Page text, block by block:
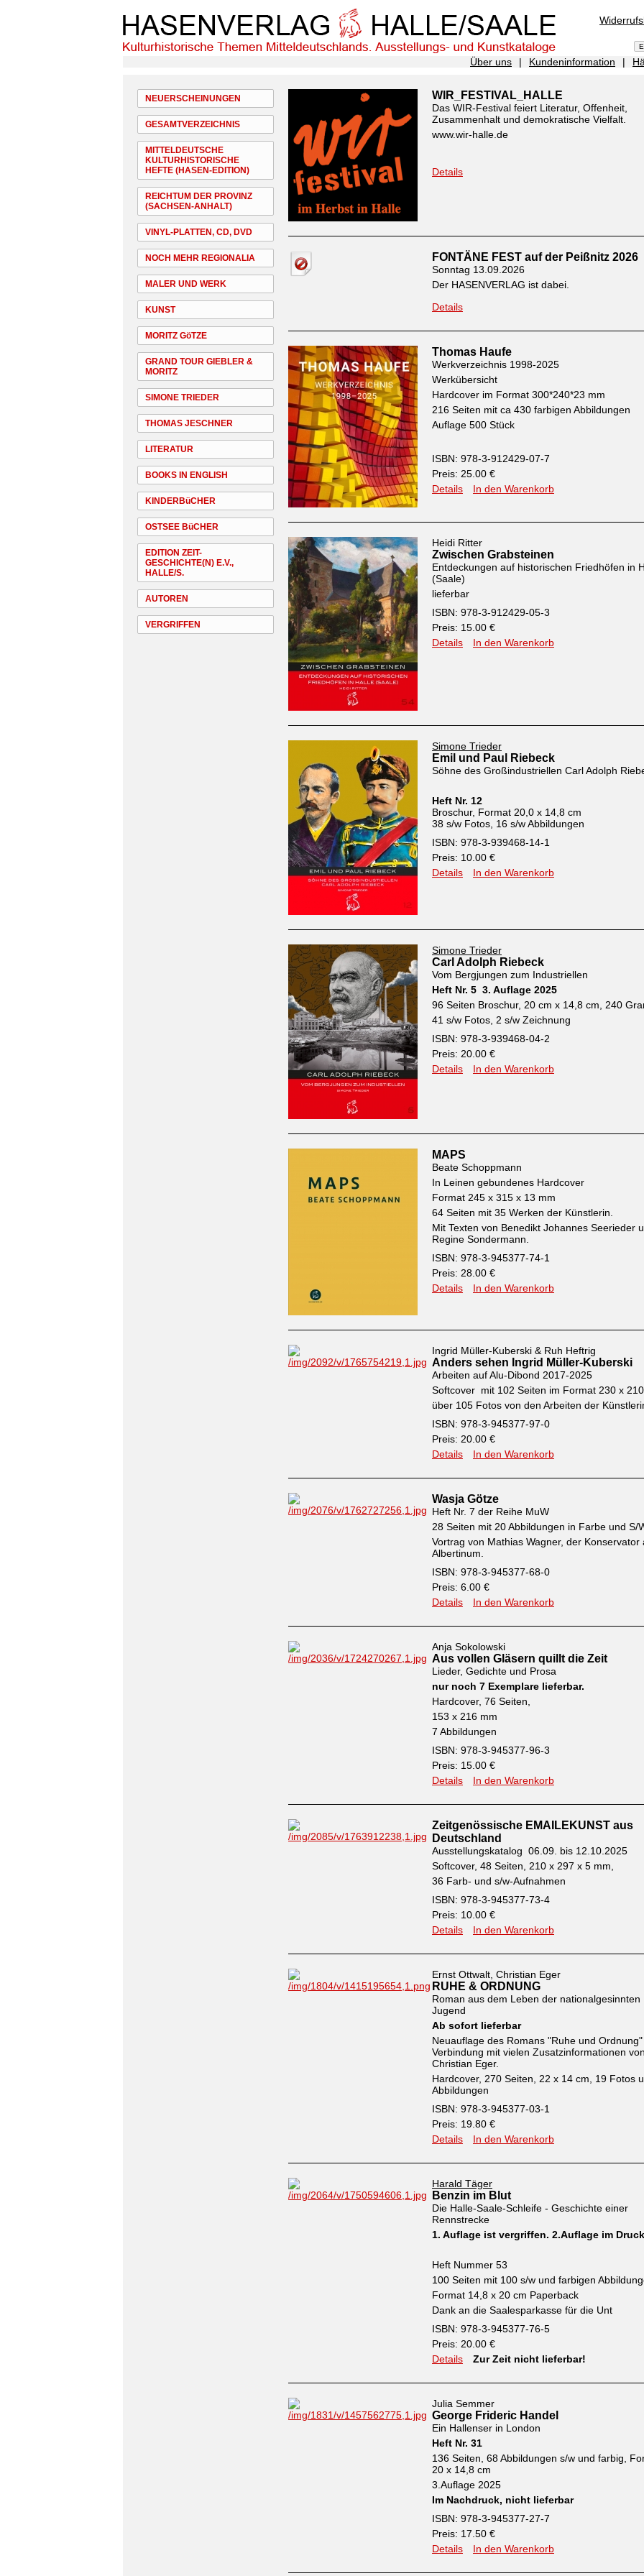
Über uns | Kundeninformation |
NEUERSCHEINUNGEN
GESAMTVERZEICHNIS
MITTELDEUTSCHE
KULTURHISTORISCHE
HEFTE (HASEN-EDITION)
REICHTUM DER PROVINZ
(SACHSEN-ANHALT)
VINYL-PLATTEN, CD, DVD
NOCH MEHR REGIONALIA
MALER UND WERK
KUNST
MORITZ GöTZE
GRAND TOUR GIEBLER &
MORITZ
SIMONE TRIEDER
THOMAS JESCHNER
LITERATUR
BOOKS IN ENGLISH
KINDERBüCHER
OSTSEE BüCHER
EDITION ZEIT-
GESCHICHTE(N) E.V.,
HALLE/S.
AUTOREN
VERGRIFFEN
WIR_FESTIVAL_HALLE
Das WIR-Festival feiert Literatur, Offenheit,
Zusammenhalt und demokratische Vielfalt.
www.wir-halle.de
Details
FONTÄNE FEST auf der Peißnitz 2026
Sonntag 13.09.2026
Der HASENVERLAG ist dabei.
Details
Thomas Haufe
Werkverzeichnis 1998-2025
Werkübersicht
Hardcover im Format 300*240*23 mm
216 Seiten mit ca 430 farbigen Abbildungen
Auflage 500 Stück
ISBN: 978-3-912429-07-7
Preis: 25.00 €
Details
In den Warenkorb
Heidi Ritter
Zwischen Grabsteinen
Entdeckungen auf historischen Friedhöfen in
(Saale)
lieferbar
ISBN: 978-3-912429-05-3
Preis: 15.00 €
Details
In den Warenkorb
Simone Trieder
Emil und Paul Riebeck
Söhne des Großindustriellen Carl Adolph
Heft Nr. 12
Broschur, Format 20,0 x 14,8 cm
38 s/w Fotos, 16 s/w Abbildungen
ISBN: 978-3-939468-14-1
Preis: 10.00 €
Details
In den Warenkorb
Simone Trieder
Carl Adolph Riebeck
Vom Bergjungen zum Industriellen
Heft Nr. 5 3. Auflage 2025
96 Seiten Broschur, 20 cm x 14,8 cm, 240
41 s/w Fotos, 2 s/w Zeichnung
ISBN: 978-3-939468-04-2
Preis: 20.00 €
Details
In den Warenkorb
MAPS
Beate Schoppmann
In Leinen gebundenes Hardcover
Format 245 x 315 x 13 mm
64 Seiten mit 35 Werken der Künstlerin.
Mit Texten von Benedikt Johannes Seerieder
Regine Sondermann.
ISBN: 978-3-945377-74-1
Preis: 28.00 €
Details
In den Warenkorb
Ingrid Müller-Kuberski & Ruh Heftrig
Anders sehen Ingrid Müller-Kuberski
Arbeiten auf Alu-Dibond 2017-2025
Softcover mit 102 Seiten im Format 230 x
über 105 Fotos von den Arbeiten der
ISBN: 978-3-945377-97-0
Preis: 20.00 €
Details
In den Warenkorb
Wasja Götze
Heft Nr. 7 der Reihe MuW
28 Seiten mit 20 Abbildungen in Farbe und S/
Vortrag von Mathias Wagner, der Konservator
Albertinum.
ISBN: 978-3-945377-68-0
Preis: 6.00 €
Details
In den Warenkorb
Anja Sokolowski
Aus vollen Gläsern quillt die Zeit
Lieder, Gedichte und Prosa
nur noch 7 Exemplare lieferbar.
Hardcover, 76 Seiten,
153 x 216 mm
7 Abbildungen
ISBN: 978-3-945377-96-3
Preis: 15.00 €
Details
In den Warenkorb
Zeitgenössische EMAILEKUNST aus
Deutschland
Ausstellungskatalog 06.09. bis 12.10.2025
Softcover, 48 Seiten, 210 x 297 x 5 mm,
36 Farb- und s/w-Aufnahmen
ISBN: 978-3-945377-73-4
Preis: 10.00 €
Details
In den Warenkorb
Ernst Ottwalt, Christian Eger
RUHE & ORDNUNG
Roman aus dem Leben der nationalgesinnten
Jugend
Ab sofort lieferbar
Neuauflage des Romans "Ruhe und Ordnung"
Verbindung mit vielen Zusatzinformationen von
Christian Eger.
Hardcover, 270 Seiten, 22 x 14 cm, 19 Fotos
Abbildungen
ISBN: 978-3-945377-03-1
Preis: 19.80 €
Details
In den Warenkorb
Harald Täger
Benzin im Blut
Die Halle-Saale-Schleife - Geschichte einer
Rennstrecke
1. Auflage ist vergriffen. 2.Auflage im Druck
Heft Nummer 53
100 Seiten mit 100 s/w und farbigen
Format 14,8 x 20 cm Paperback
Dank an die Saalesparkasse für die Unt
ISBN: 978-3-945377-76-5
Preis: 20.00 €
Details
Zur Zeit nicht lieferbar!
Julia Semmer
George Frideric Handel
Ein Hallenser in London
Heft Nr. 31
136 Seiten, 68 Abbildungen s/w und farbig,
20 x 14,8 cm
3.Auflage 2025
Im Nachdruck, nicht lieferbar
ISBN: 978-3-945377-27-7
Preis: 17.50 €
Details
In den Warenkorb